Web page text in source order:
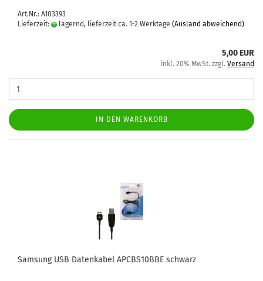
Art.Nr.: A103393
Lieferzeit:
lagernd, lieferzeit ca. 1-2 Werktage (Ausland abweichend)
5,00 EUR
inkl. 20% MwSt. zzgl. Versand
IN DEN WARENKORB
Sam­sung USB Da­ten­ka­bel APCBS10BBE schwarz